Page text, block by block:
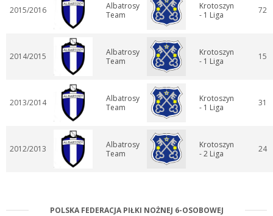
2015/2016
Albatrosy
Team
Krotoszyn
- 1 Liga
72
2014/2015
Albatrosy
Team
Krotoszyn
- 1 Liga
15
2013/2014
Albatrosy
Team
Krotoszyn
- 1 Liga
31
2012/2013
Albatrosy
Team
Krotoszyn
- 2 Liga
24
POLSKA FEDERACJA PIŁKI NOŻNEJ 6-OSOBOWEJ